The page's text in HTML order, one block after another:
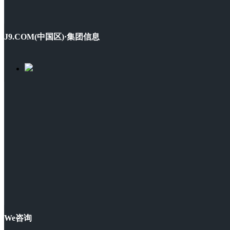
J9.COM(中国区)·集团信息
We咨询